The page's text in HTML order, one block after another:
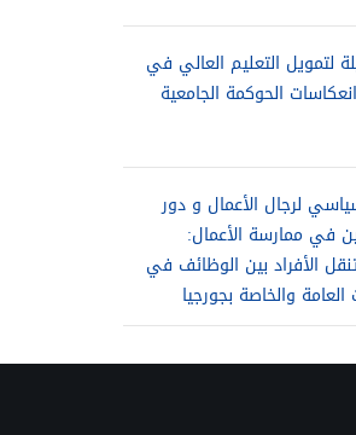
لتمويل التعليم العالي في
الحوكمة الجامعية
لرجال الأعمال و دور
في ممارسة الأعمال:
الأفراد بين الوظائف في
العامة والخاصة بجورجيا